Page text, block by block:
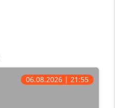
06.08.2026 | 21:55